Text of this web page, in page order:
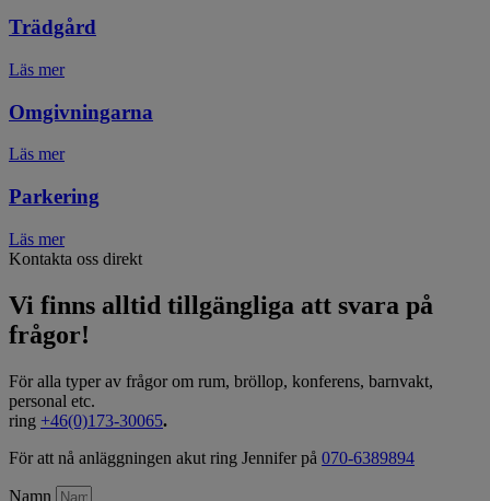
Trädgård
Läs mer
Omgivningarna
Läs mer
Parkering
Läs mer
Kontakta oss direkt
Vi finns alltid tillgängliga att svara på
frågor!
För alla typer av frågor om rum, bröllop, konferens, barnvakt,
personal etc.
ring +46(0)173-30065.
För att nå anläggningen akut ring Jennifer på 070-6389894
Namn